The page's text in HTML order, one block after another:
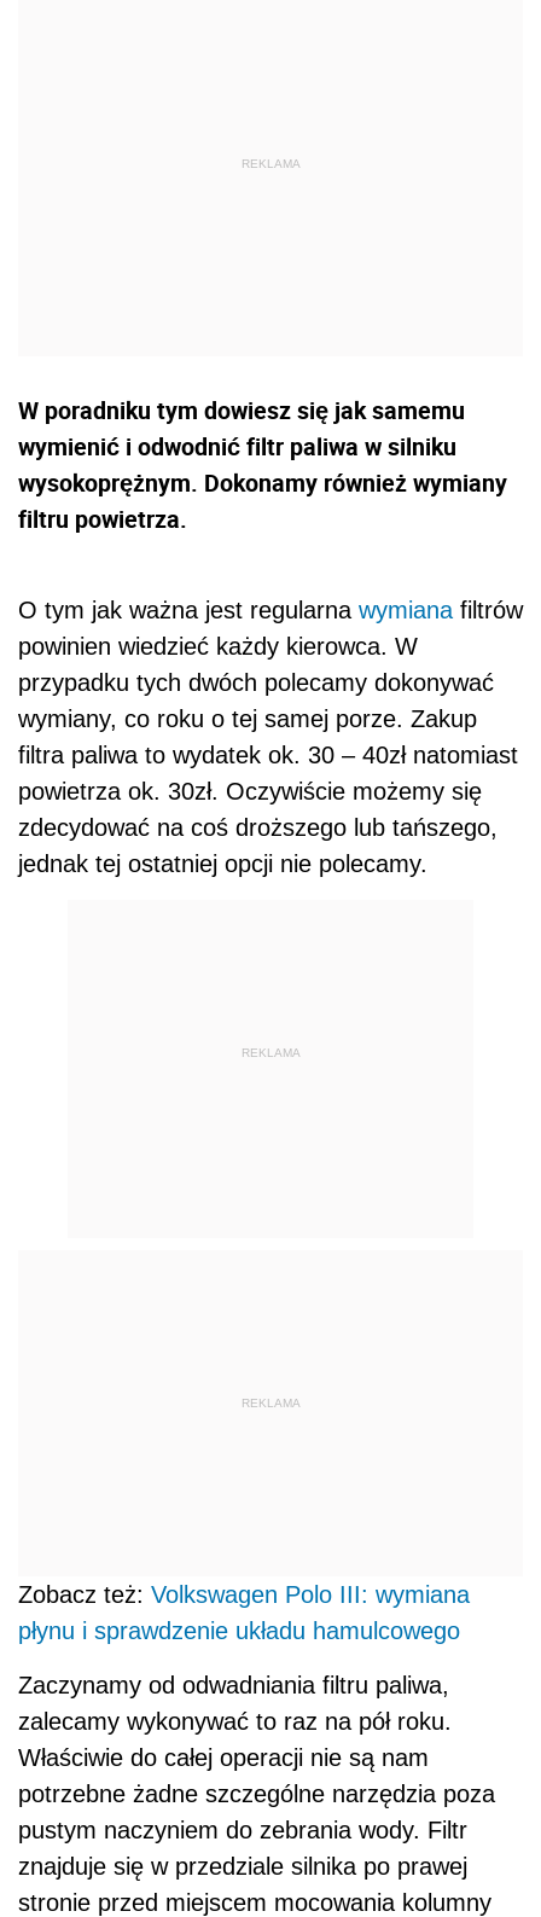
W poradniku tym dowiesz się jak samemu
wymienić i odwodnić filtr paliwa w silniku
wysokoprężnym. Dokonamy również wymiany
filtru powietrza.
O tym jak ważna jest regularna wymiana filtrów
powinien wiedzieć każdy kierowca. W
przypadku tych dwóch polecamy dokonywać
wymiany, co roku o tej samej porze. Zakup
filtra paliwa to wydatek ok. 30 – 40zł natomiast
powietrza ok. 30zł. Oczywiście możemy się
zdecydować na coś droższego lub tańszego,
jednak tej ostatniej opcji nie polecamy.
REKLAMA
REKLAMA
Zobacz też: Volkswagen Polo III: wymiana
płynu i sprawdzenie układu hamulcowego
Zaczynamy od odwadniania filtru paliwa,
zalecamy wykonywać to raz na pół roku.
Właściwie do całej operacji nie są nam
potrzebne żadne szczególne narzędzia poza
pustym naczyniem do zebrania wody. Filtr
znajduje się w przedziale silnika po prawej
stronie przed miejscem mocowania kolumny